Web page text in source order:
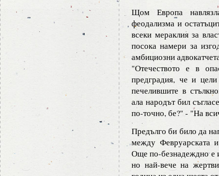
Щом Европа
феодализма и
всеки мераклия за
посока намери за
амбициозни
"Отечеството е в
предградия, че и
печелившите в
ала народът бил
по-точно, бе?" - "На
Предълго би било да
между Февруарската
Още по-безнадеждно е
но най-вече на